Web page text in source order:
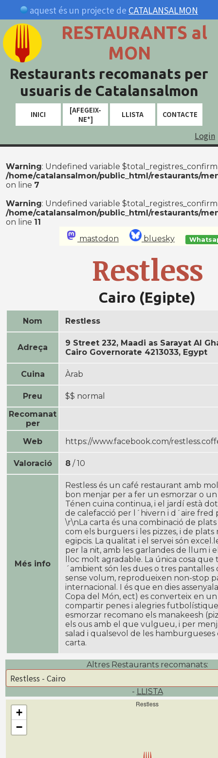
aquest és un projecte de CATALANSALMON
RESTAURANTS al
MON
Restaurants recomanats per
usuaris de Catalansalmon
INICI
[AFEGEIX-
NE*]
LLISTA CONTACTE
Login
Warning: Undefined variable
/home/catalansalmon/public_html/restaurants/
on line 7
Warning: Undefined variable
/home/catalansalmon/public_html/restaurants/
on line 11
mastodon
bluesky
Restless
Cairo (Egipte)
Nom Restless
Adreça
9 Street 232, Maadi as Sarayat Al
Cairo Governorate 4213033, Egypt
Cuina Àrab
Preu
$$ normal
Recomanat
per
Web
https://www.facebook.com/
Valoració 8 / 10
Més info
Restless és un café restaurant amb
bon menjar per a fer un esmorzar o
Ténen cuina continua, i el jardí està
de calefacció per l´hivern i d´aire fred
\r\nLa carta és una combinació de
com els burguers i les pizzes, i de plats
egipcis. La qualitat i el servei són
per la nit, amb les garlandes de llum i
lloc molt agradable. La única cosa que
´ambient són les dues o tres pantalles
sense volum, reprodueixen non-stop
internacional. I és que en dies
Copa del Món, ect) es converteix en
compartir penes i alegries
esmorzar recomano els manakeesh
els ous amb el que vulgueu, i per
salad i qualsevol de les
carta.
Altres Restaurants recomanats:
- LLISTA
Restless
+
−